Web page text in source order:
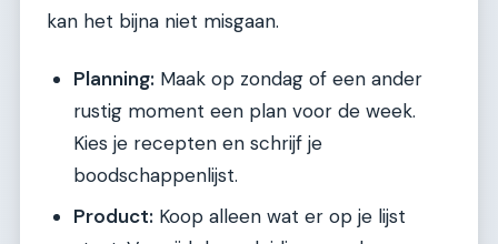
kan het bijna niet misgaan.
Planning: Maak op zondag of een ander
rustig moment een plan voor de week.
Kies je recepten en schrijf je
boodschappenlijst.
Product: Koop alleen wat er op je lijst